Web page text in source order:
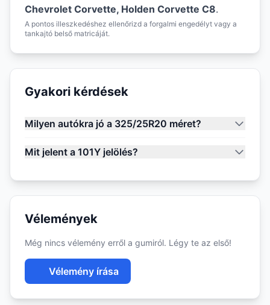
Chevrolet Corvette, Holden Corvette C8.
A pontos illeszkedéshez ellenőrizd a forgalmi engedélyt vagy a
tankajtó belső matricáját.
Gyakori kérdések
Milyen autókra jó a 325/25R20 méret?
Mit jelent a 101Y jelölés?
Vélemények
Még nincs vélemény erről a gumiról. Légy te az első!
Vélemény írása